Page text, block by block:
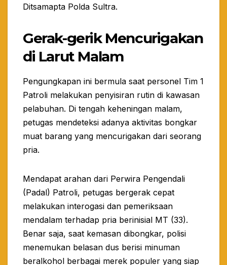
Ditsamapta Polda Sultra.
Gerak-gerik Mencurigakan
di Larut Malam
​Pengungkapan ini bermula saat personel Tim 1
Patroli melakukan penyisiran rutin di kawasan
pelabuhan. Di tengah keheningan malam,
petugas mendeteksi adanya aktivitas bongkar
muat barang yang mencurigakan dari seorang
pria.
​Mendapat arahan dari Perwira Pengendali
(Padal) Patroli, petugas bergerak cepat
melakukan interogasi dan pemeriksaan
mendalam terhadap pria berinisial MT (33).
Benar saja, saat kemasan dibongkar, polisi
menemukan belasan dus berisi minuman
beralkohol berbagai merek populer yang siap